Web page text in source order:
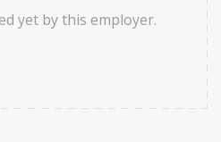
yet by this employer.